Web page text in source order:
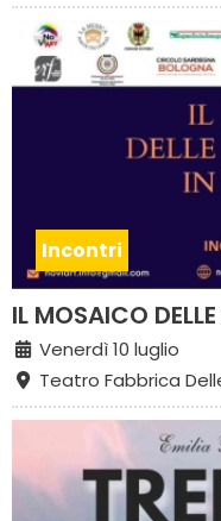
Incontri
IL MOSAICO
Venerdì 10 luglio
Teatro Fabbrica